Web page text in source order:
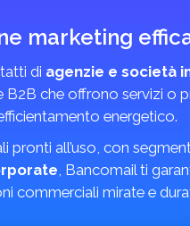
marketing
di agenzie e società
B2B che offrono servizi
energetico.
pronti all’uso, con
, Bancomail ti
commerciali mirate e